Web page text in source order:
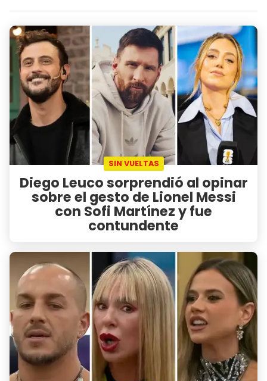
SIN VUELTAS
Diego Leuco sorprendió al opinar
sobre el gesto de Lionel Messi
con Sofi Martínez y fue
contundente